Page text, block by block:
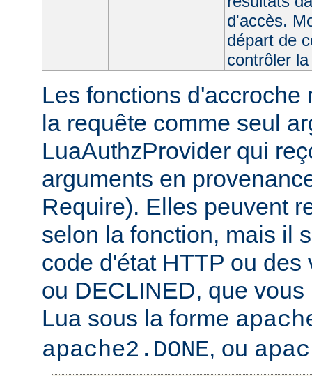
d'accès.
départ de
contrôler
Les fonctions d'accroche
la requête comme seul
LuaAuthzProvider qui
arguments en
Require). Elles peuvent
selon la fonction, mais il
code d'état HTTP ou des
ou DECLINED, que
Lua sous la forme
apache2.DONE, ou